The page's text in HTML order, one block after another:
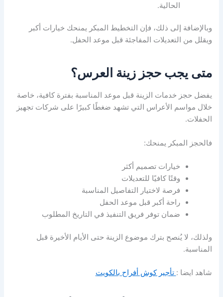
الحالية.
وبالإضافة إلى ذلك، فإن التخطيط المبكر يمنحك خيارات أكبر
ويقلل من التعديلات المفاجئة قبل موعد الحفل.
متى يجب حجز زينة العرس؟
يفضل حجز خدمات الزينة قبل موعد المناسبة بفترة كافية، خاصة
خلال مواسم الأعراس التي تشهد ضغطًا كبيرًا على شركات تجهيز
الحفلات.
فالحجز المبكر يمنحك:
خيارات تصميم أكثر
وقتًا كافيًا للتعديلات
فرصة لاختيار التفاصيل المناسبة
راحة أكبر قبل موعد الحفل
ضمان توفر فريق التنفيذ في التاريخ المطلوب
ولذلك، لا يُنصح بترك موضوع الزينة حتى الأيام الأخيرة قبل
المناسبة.
شاهد ايضا : تأجير كوش أفراح بالكويت